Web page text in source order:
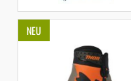
NEU